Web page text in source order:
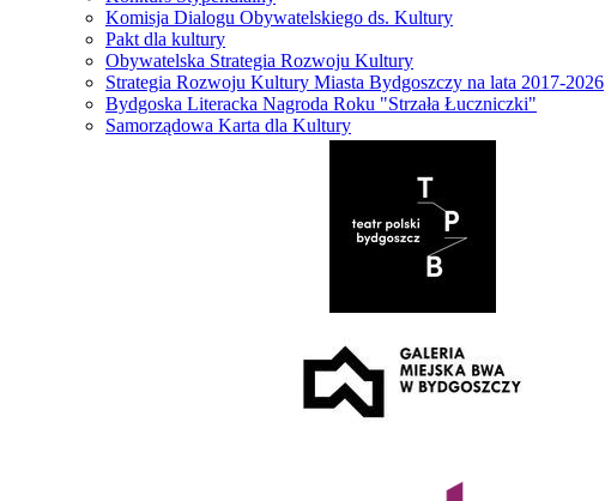
Komisja Dialogu Obywatelskiego ds. Kultury
Pakt dla kultury
Obywatelska Strategia Rozwoju Kultury
Strategia Rozwoju Kultury Miasta Bydgoszczy na lata 2017-2026
Bydgoska Literacka Nagroda Roku "Strzała Łuczniczki"
Samorządowa Karta dla Kultury